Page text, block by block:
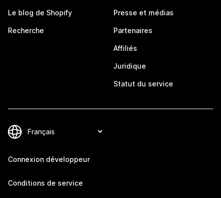
Le blog de Shopify
Recherche
Presse et médias
Partenaires
Affiliés
Juridique
Statut du service
Connexion développeur
Conditions de service